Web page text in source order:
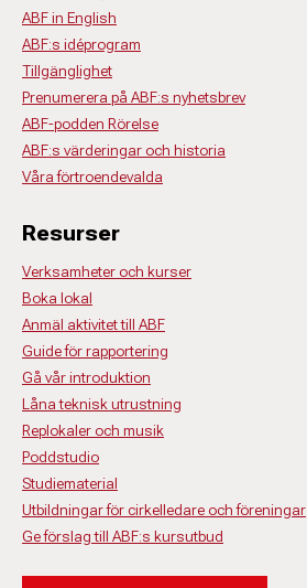
ABF in English
ABF:s idéprogram
Tillgänglighet
Prenumerera på ABF:s nyhetsbrev
ABF-podden Rörelse
ABF:s värderingar och historia
Våra förtroendevalda
Resurser
Verksamheter och kurser
Boka lokal
Anmäl aktivitet till ABF
Guide för rapportering
Gå vår introduktion
Låna teknisk utrustning
Replokaler och musik
Poddstudio
Studiematerial
Utbildningar för cirkelledare och föreningar
Ge förslag till ABF:s kursutbud